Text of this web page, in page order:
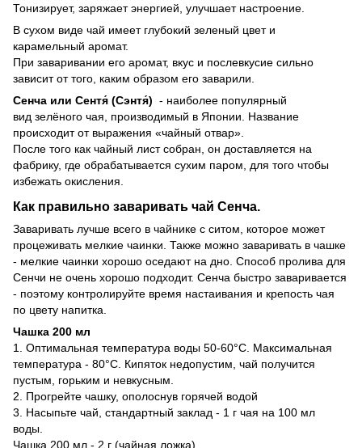
Тонизирует, заряжает энергией, улучшает настроение.
В сухом виде чай имеет глубокий зеленый цвет и
карамельный аромат.
При заваривании его аромат, вкус и послевкусие сильно
зависит от того, каким образом его заварили.
Сенча или Сентя́ (Сэнтя́) - наиболее популярный
вид зелёного чая, производимый в Японии. Название
происходит от выражения «чайный отвар».
После того как чайный лист собран, он доставляется на
фабрику, где обрабатывается сухим паром, для того чтобы
избежать окисления.
Как правильно заваривать чай Сенча.
Заваривать лучше всего в чайнике с ситом, которое может
процеживать мелкие чаинки. Также можно заваривать в чашке
- мелкие чаинки хорошо оседают на дно. Способ пролива для
Сенчи не очень хорошо подходит. Сенча быстро заваривается
- поэтому контролируйте время настаивания и крепость чая
по цвету напитка.
Чашка 200 мл
1. Оптимальная температура воды 50-60°С. Максимальная
температура - 80°С. Кипяток недопустим, чай получится
пустым, горьким и невкусным.
2. Прогрейте чашку, ополоснув горячей водой
3. Насыпьте чай, стандартный заклад - 1 г чая на 100 мл
воды.
Чашка 200 мл - 2 г (чайная ложка)